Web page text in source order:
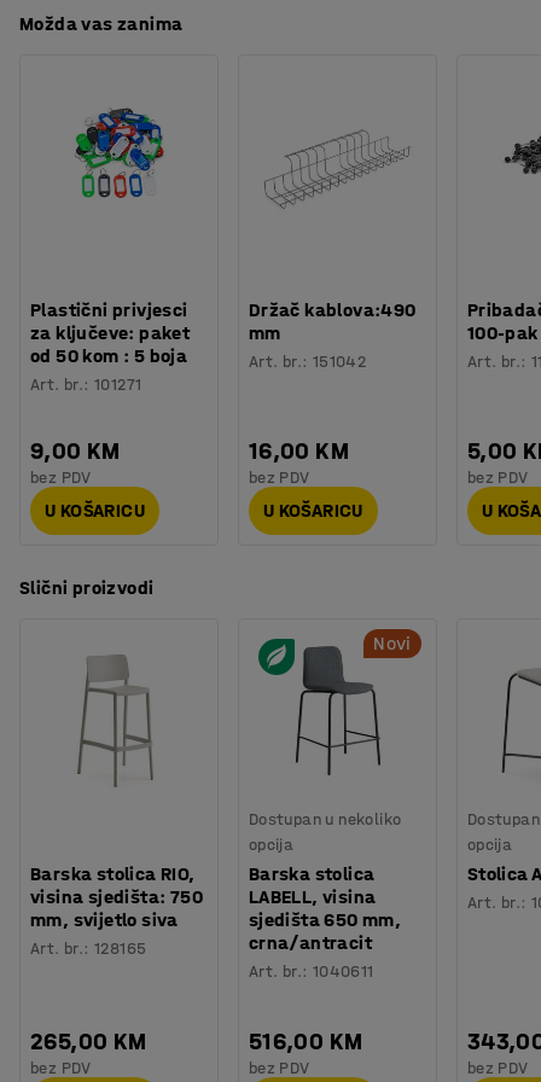
Možda vas zanima
Plastični privjesci
za ključeve: paket
od 50 kom : 5 boja
Art. br.:101271
9,00 KM
bez PDV
U KOŠARICU
Držač kablova:490
mm
Art. br.: 151042
16,00 KM
bez PDV
U KOŠARICU
100-pak
Art. br.:
5,00
bez PDV
U
Slični proizvodi
Barska stolica RIO,
visina sjedišta: 750
mm, svijetlo siva
Art. br.:128165
265,00 KM
bez PDV
Novi
Dostupan u nekoliko
opcija
Barska stolica
LABELL, visina
sjedišta 650 mm,
crna/antracit
Art. br.: 1040611
516,00 KM
bez PDV
opcija
Stolica
Art. br.:
bez PDV